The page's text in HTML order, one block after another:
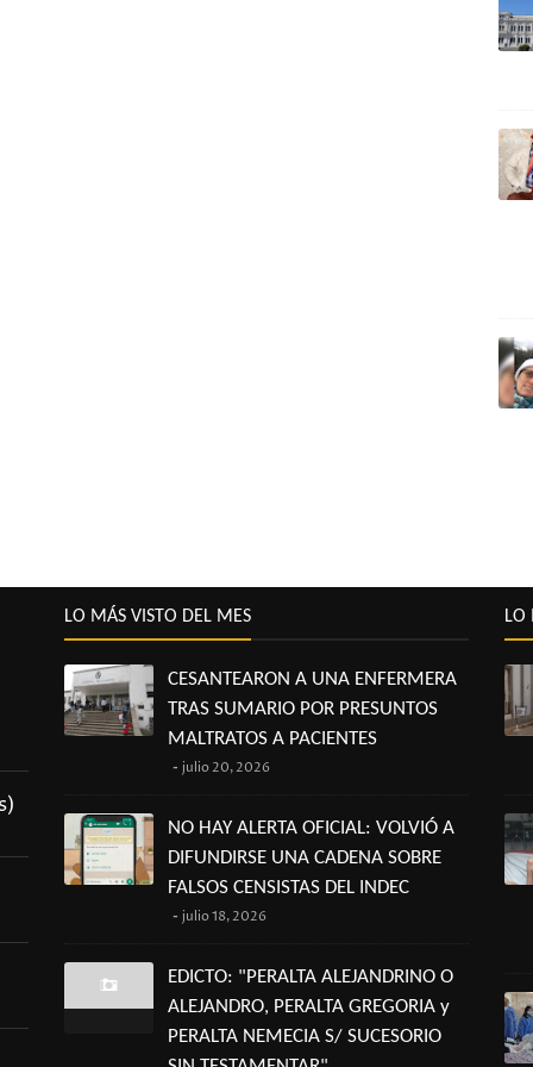
LO MÁS VISTO DEL MES
CESANTEARON A UNA ENFERMERA
TRAS SUMARIO POR PRESUNTOS
MALTRATOS A PACIENTES
julio 20, 2026
NO HAY ALERTA OFICIAL: VOLVIÓ A
DIFUNDIRSE UNA CADENA SOBRE
FALSOS CENSISTAS DEL INDEC
julio 18, 2026
EDICTO: "PERALTA ALEJANDRINO O
ALEJANDRO, PERALTA GREGORIA y
PERALTA NEMECIA S/ SUCESORIO
LO